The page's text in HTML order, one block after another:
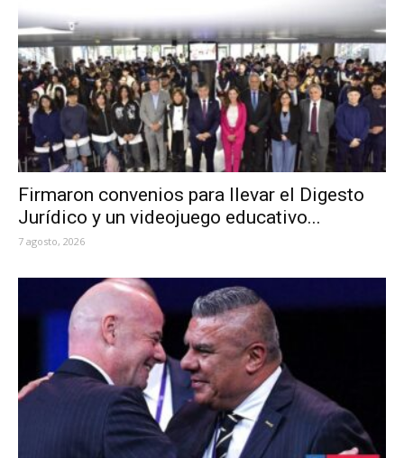
Firmaron convenios para llevar el Digesto
Jurídico y un videojuego educativo...
7 agosto, 2026